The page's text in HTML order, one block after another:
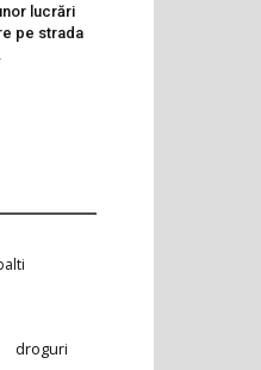
lucrări
pe strada
droguri